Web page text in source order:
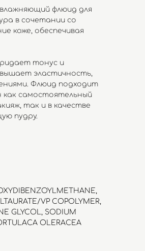
флюид для
в сочетании со
коже, обеспечивая
тонус и
эластичность,
Флюид подходит
как самостоятельный
так и в качестве
пудру.
VP COPOLYMER,
GLYCOL, SODIUM
OLERACEA